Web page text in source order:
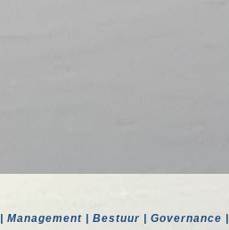
Management | Bestuur |